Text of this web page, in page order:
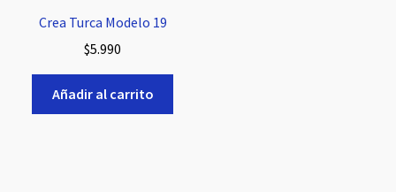
Crea Turca Modelo 19
$5.990
Añadir al carrito